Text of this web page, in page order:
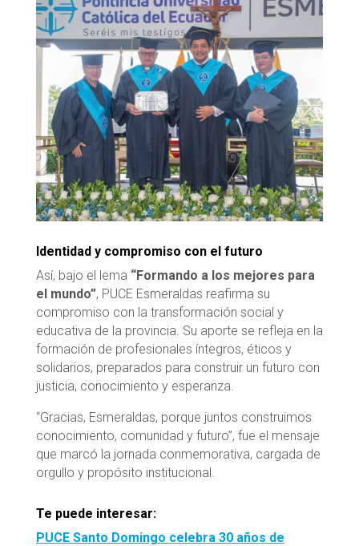
Identidad y compromiso con el futuro
Así, bajo el lema “Formando a los mejores para
el mundo”, PUCE Esmeraldas reafirma su
compromiso con la transformación social y
educativa de la provincia. Su aporte se refleja en la
formación de profesionales íntegros, éticos y
solidarios, preparados para construir un futuro con
justicia, conocimiento y esperanza.
“Gracias, Esmeraldas, porque juntos construimos
conocimiento, comunidad y futuro”, fue el mensaje
que marcó la jornada conmemorativa, cargada de
orgullo y propósito institucional.
Te puede interesar:
PUCE Santo Domingo celebra 30 años de